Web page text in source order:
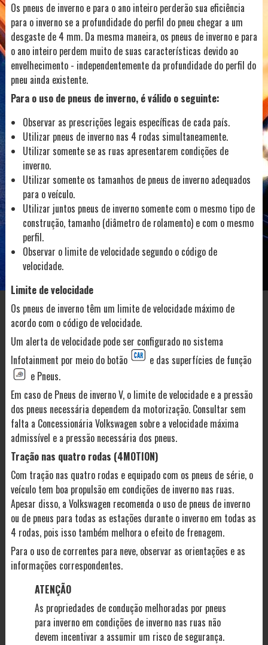
Os pneus de inverno e para o ano inteiro perderão sua eficiência
para o inverno se a profundidade do perfil do pneu chegar a um
desgaste de 4 mm. Da mesma maneira, os pneus de inverno e para
o ano inteiro perdem muito de suas características devido ao
envelhecimento - independentemente da profundidade do perfil do
pneu ainda existente.
Para o uso de pneus de inverno, é válido o seguinte:
Observar as prescrições legais específicas de cada país.
Utilizar pneus de inverno nas 4 rodas simultaneamente.
Utilizar somente se as ruas apresentarem condições de
inverno.
Utilizar somente os tamanhos de pneus de inverno adequados
para o veículo.
Utilizar juntos pneus de inverno somente com o mesmo tipo de
construção, tamanho (diâmetro de rolamento) e com o mesmo
perfil.
Observar o limite de velocidade segundo o código de
velocidade.
Limite de velocidade
Os pneus de inverno têm um limite de velocidade máximo de
acordo com o código de velocidade.
Um alerta de velocidade pode ser configurado no sistema
Infotainment por meio do botão
e das superfícies de função
e Pneus.
Em caso de Pneus de inverno V, o limite de velocidade e a pressão
dos pneus necessária dependem da motorização. Consultar sem
falta a Concessionária Volkswagen sobre a velocidade máxima
admissível e a pressão necessária dos pneus.
Tração nas quatro rodas (4MOTION)
Com tração nas quatro rodas e equipado com os pneus de série, o
veículo tem boa propulsão em condições de inverno nas ruas.
Apesar disso, a Volkswagen recomenda o uso de pneus de inverno
ou de pneus para todas as estações durante o inverno em todas as
4 rodas, pois isso também melhora o efeito de frenagem.
Para o uso de correntes para neve, observar as orientações e as
informações correspondentes.
ATENÇÃO
As propriedades de condução melhoradas por pneus
para inverno em condições de inverno nas ruas não
devem incentivar a assumir um risco de segurança.